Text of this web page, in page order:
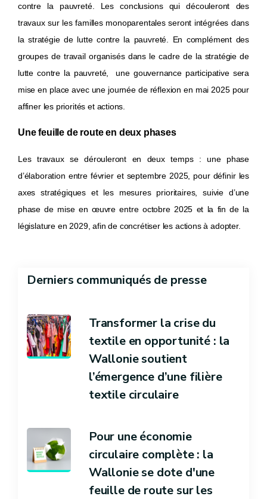
contre la pauvreté. Les conclusions qui découleront des
travaux sur les familles monoparentales seront intégrées dans
la stratégie de lutte contre la pauvreté. En complément des
groupes de travail organisés dans le cadre de la stratégie de
lutte contre la pauvreté, une gouvernance participative sera
mise en place avec une journée de réflexion en mai 2025 pour
affiner les priorités et actions.
Une feuille de route en deux phases
Les travaux se dérouleront en deux temps : une phase
d’élaboration entre février et septembre 2025, pour définir les
axes stratégiques et les mesures prioritaires, suivie d’une
phase de mise en œuvre entre octobre 2025 et la fin de la
législature en 2029, afin de concrétiser les actions à adopter.
Derniers communiqués de presse
Transformer la crise du
textile en opportunité : la
Wallonie soutient
l’émergence d’une filière
textile circulaire
Pour une économie
circulaire complète : la
Wallonie se dote d'une
feuille de route sur les